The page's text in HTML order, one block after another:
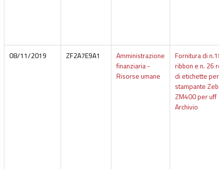
08/11/2019 ZF2A7E9A1
Amministrazione
finanziaria -
Risorse umane
Fornitura di
ribbon e n. 26
di etichette per
stampante
ZM400 per uff
Archivio